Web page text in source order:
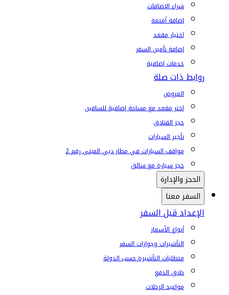
شراء الإضافات
إضافة أمتعة
اختيار مقعد
إضافة تأمين السفر
خدمات إضافية
روابط ذات صلة
العروض
اختر مقعد مع مساحة إضافية للساقين
حجز الفنادق
تأجير السيارات
مواقف السيارات في مطار دبي المبنى رقم 2
حجز سيارة مع سائق
الحجز والإدارة
السفر معنا
الإعداد قبل السفر
أنواع الأسعار
التأشيرات وجوازات السفر
متطلبات التأشيرة حسب الدولة
طرق الدفع
مواعيد الرحلات